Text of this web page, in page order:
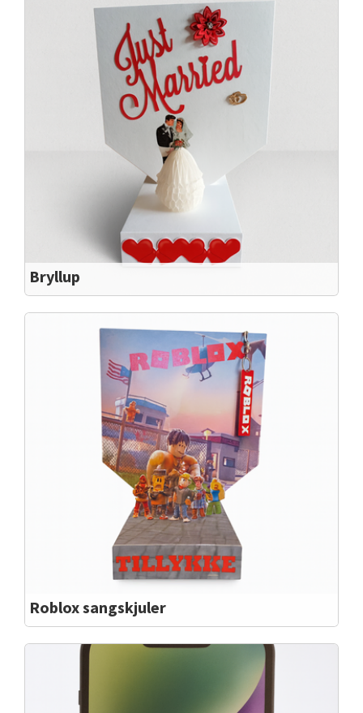
Bryllup
Flot sangskjuler med brudepar i hvid
Flot sangskjuler med brudepar i hvid. Mål Bredde: 17,5
Roblox sangskjuler
Roblox fås også som sangskjuler.
Roblox er bare et super godt spil, også som
sangskjuler